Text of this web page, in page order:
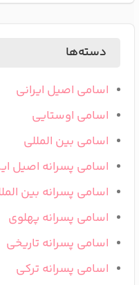
دسته‌ها
اسامی اصیل ایرانی
اسامی اوستایی
اسامی بین المللی
اسامی پسرانه اصیل
اسامی پسرانه بین
اسامی پسرانه پهلوی
اسامی پسرانه تاریخی
اسامی پسرانه ترکی